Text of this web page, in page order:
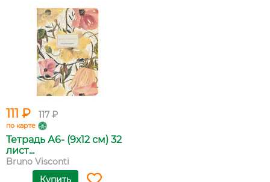
111 ₽ 117 ₽
по карте
Тетрадь А6- (9х12 см) 32
лист...
Bruno Visconti
Купить